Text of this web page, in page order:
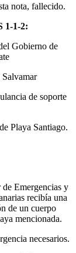
nota, fallecido.
1-1-2:
Gobierno de
de soporte
Playa Santiago.
Emergencias y
recibía una
de un cuerpo
mencionada.
necesarios.